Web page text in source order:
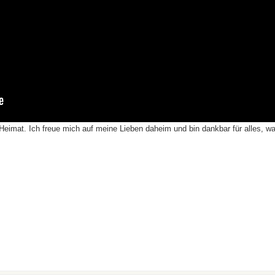
Ich freue mich auf meine Lieben daheim und bin dankbar für alles,